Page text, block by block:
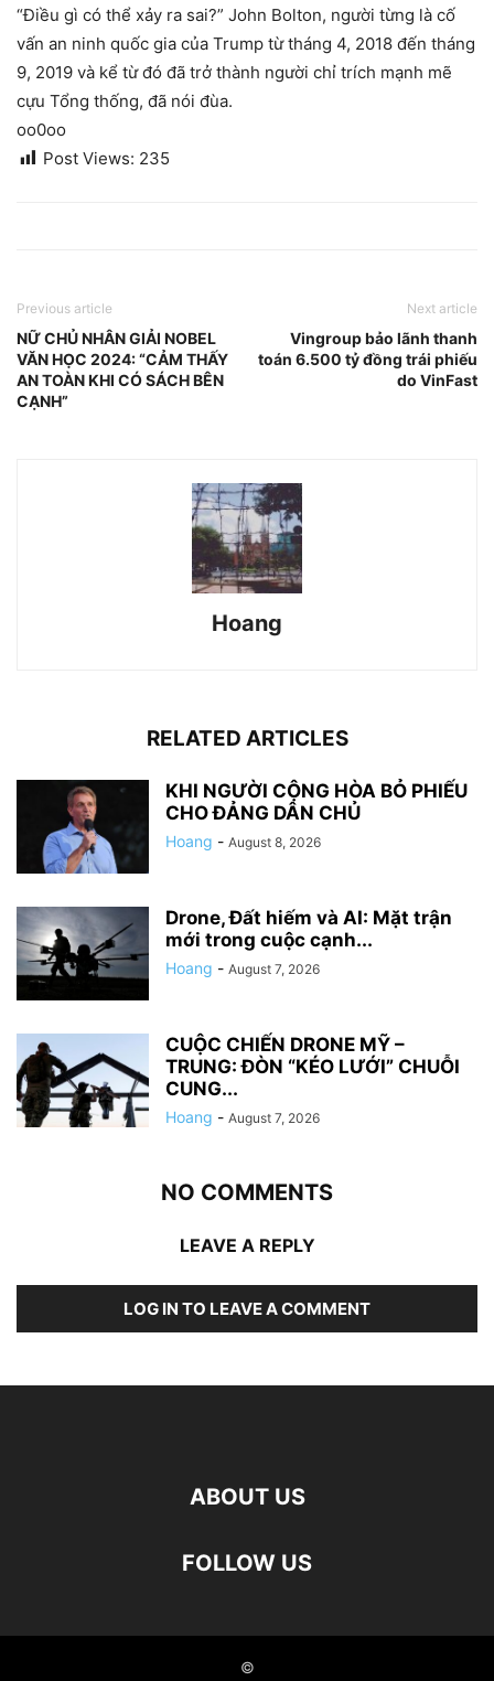
“Điều gì có thể xảy ra sai?” John Bolton, người từng là cố
vấn an ninh quốc gia của Trump từ tháng 4, 2018 đến tháng
9, 2019 và kể từ đó đã trở thành người chỉ trích mạnh mẽ
cựu Tổng thống, đã nói đùa.
oo0oo
Post Views: 235
Previous article
NỮ CHỦ NHÂN GIẢI NOBEL
VĂN HỌC 2024: “CẢM THẤY
AN TOÀN KHI CÓ SÁCH BÊN
CẠNH”
Next article
Vingroup bảo lãnh thanh
toán 6.500 tỷ đồng trái phiếu
do VinFast
Hoang
RELATED ARTICLES
KHI NGƯỜI CỘNG HÒA BỎ PHIẾU
CHO ĐẢNG DÂN CHỦ
Hoang - August 8, 2026
Drone, Đất hiếm và AI: Mặt trận
mới trong cuộc cạnh...
Hoang - August 7, 2026
CUỘC CHIẾN DRONE MỸ –
TRUNG: ĐÒN “KÉO LƯỚI” CHUỖI
CUNG...
Hoang - August 7, 2026
NO COMMENTS
LEAVE A REPLY
LOG IN TO LEAVE A COMMENT
ABOUT US
FOLLOW US
©